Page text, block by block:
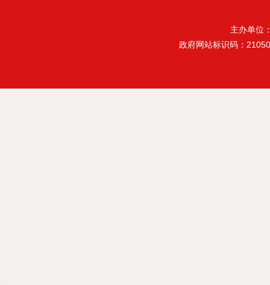
主办单位
政府网站标识码：